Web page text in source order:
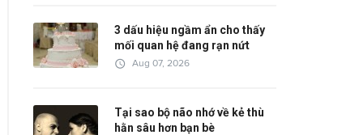
3 dấu hiệu ngầm ẩn cho thấy
mối quan hệ đang rạn nứt
access_time Aug 07, 2026
Tại sao bộ não nhớ về kẻ thù
hằn sâu hơn bạn bè